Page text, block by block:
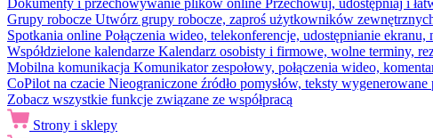
Dokumenty i przechowywanie plików online Przechowuj, udostępniaj i
Grupy robocze Utwórz grupy robocze, zaproś użytkowników
Spotkania online Połączenia wideo, telekonferencje, udostępnianie
Współdzielone kalendarze Kalendarz osobisty i firmowe, wolne terminy,
Mobilna komunikacja Komunikator zespołowy, połączenia wideo,
CoPilot na czacie Nieograniczone źródło pomysłów, teksty
Zobacz wszystkie funkcje związane ze współpracą
Strony i sklepy